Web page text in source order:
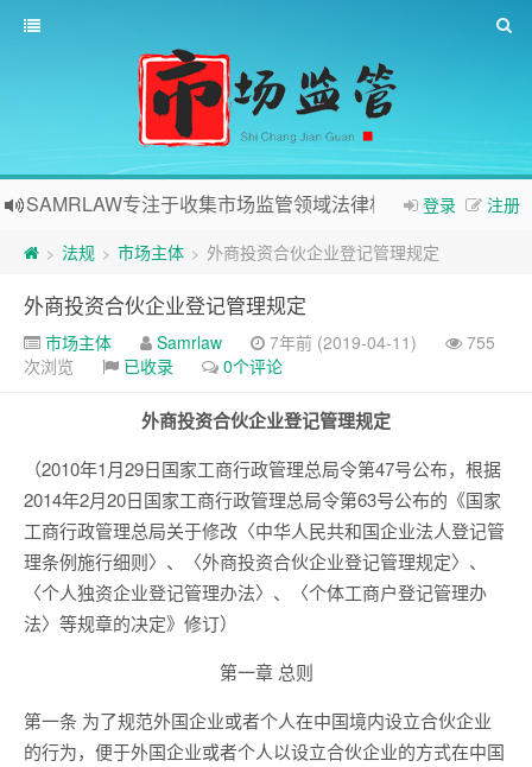
登录 注册
SAMRLAW专注于收集市场监管领域法律相关内容
> 法规 > 市场主体 > 外商投资合伙企业登记管理规定
外商投资合伙企业登记管理规定
市场主体 Samrlaw 7年前 (2019-04-11)
755
次浏览
已收录 0个评论
外商投资合伙企业登记管理规定
（2010年1月29日国家工商行政管理总局令第47号公布，根据
2014年2月20日国家工商行政管理总局令第63号公布的《国家
工商行政管理总局关于修改〈中华人民共和国企业法人登记管
理条例施行细则〉、〈外商投资合伙企业登记管理规定〉、
〈个人独资企业登记管理办法〉、〈个体工商户登记管理办
法〉等规章的决定》修订）
第一章 总则
第一条 为了规范外国企业或者个人在中国境内设立合伙企业
的行为，便于外国企业或者个人以设立合伙企业的方式在中国